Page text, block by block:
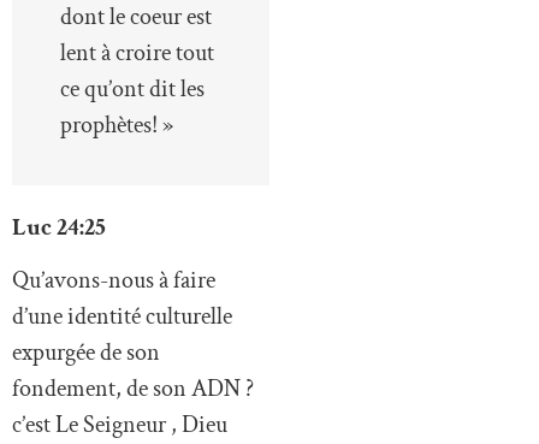
dont le coeur est
lent à croire tout
ce qu’ont dit les
prophètes! »
Luc 24:25
Qu’avons-nous à faire
d’une identité culturelle
expurgée de son
fondement, de son ADN ?
c’est Le Seigneur , Dieu